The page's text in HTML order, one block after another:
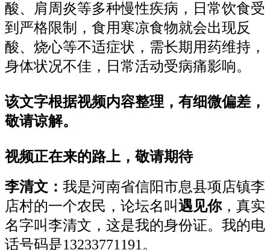
酸、肩周炎等多种慢性疾病，日常饮食受
到严格限制，食用寒凉食物就会出现反
酸、烧心等不适症状，需长期用药维持，
身体状况不佳，日常活动受病痛影响。
该文字根据视频内容整理，有细微偏差，
敬请谅解。
视频正在来的路上，敬请期待
李清文： 我是河南省信阳市息县项店镇李
店村的一个农民，论坛名叫遇见你，真实
名字叫李清文，这是我的身份证。我的电
话号码是13233771191。